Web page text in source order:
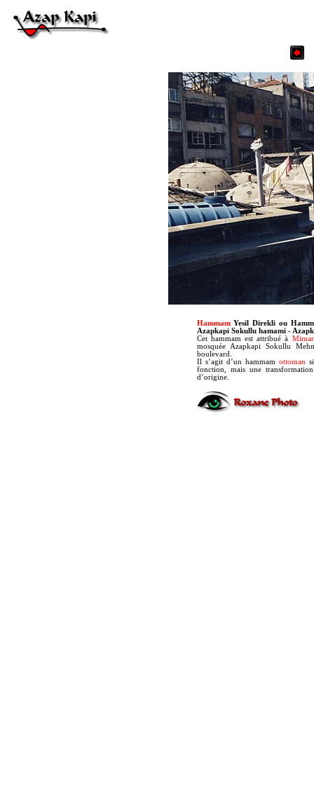
HammamYesil Direkli ou
Azapkapi Sokullu hamami -
Cet hammam est attribué à
mosquée Azapkapi Sokullu
boulevard.
Il s’agit d’un hammam ottoman
fonction, mais une
d’origine.